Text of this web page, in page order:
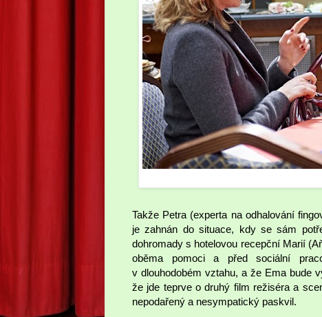
Takže Petra (experta na odhalování
je zahnán do situace, kdy se sám
dohromady s hotelovou recepční Marií
oběma pomoci a před sociální
v dlouhodobém vztahu, a že Ema bude
že jde teprve o druhý film režiséra a
nepodařený a nesympatický paskvil.